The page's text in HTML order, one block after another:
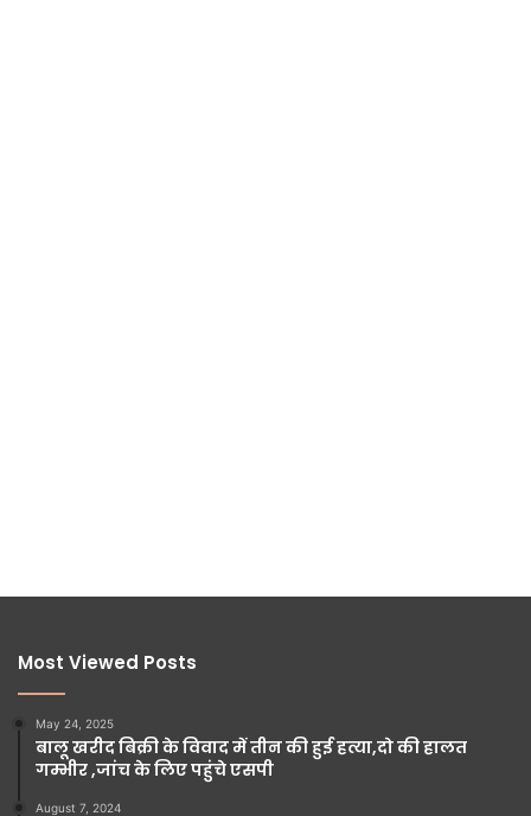
Most Viewed Posts
May 24, 2025
बालू खरीद बिक्री के विवाद में तीन की हुई हत्या,दो की हालत
गम्भीर ,जांच के लिए पहुंचे एसपी
August 7, 2024